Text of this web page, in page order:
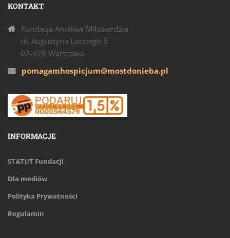
KONTAKT
Fundacja Aniołów Miłosierdzia
ul. Augustyna Locciego 5
02-928 Warszawa
pomagamhospicjum@mostdonieba.pl
INFORMACJE
STATUT Fundacji
Dla mediów
Polityka Prywatności
Regulamin